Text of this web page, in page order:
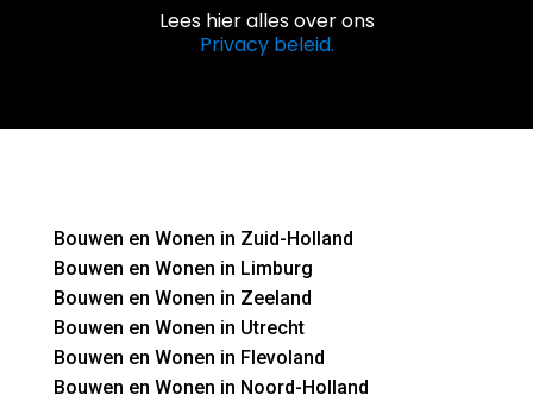
Lees hier alles over ons
Privacy beleid.
Bouwen en Wonen in Zuid-Holland
Bouwen en Wonen in Limburg
Bouwen en Wonen in Zeeland
Bouwen en Wonen in Utrecht
Bouwen en Wonen in Flevoland
Bouwen en Wonen in Noord-Holland